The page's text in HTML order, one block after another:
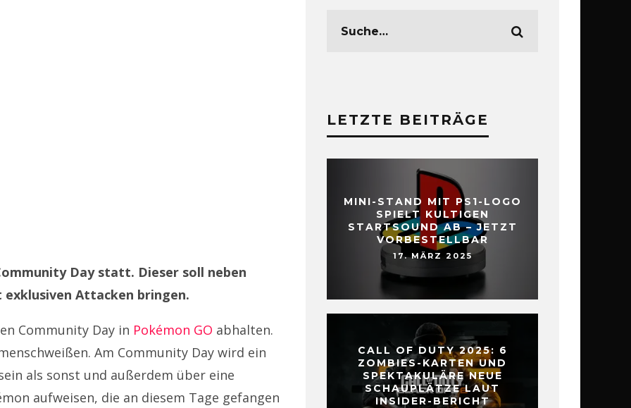
Day statt. Dieser soll neben
Attacken bringen.
Community Day in Pokémon GO abhalten.
Am Community Day wird ein
als sonst und außerdem über eine
aufweisen, die an diesem Tage gefangen
LETZTE BEITRÄGE
MINI-STAND MIT PS1-LOGO
SPIELT KULTIGEN
STARTSOUND AB – JETZT
VORBESTELLBAR
17. MÄRZ 2025
CALL OF DUTY 2025: 6
ZOMBIES-KARTEN UND
SPEKTAKULÄRE NEUE
SCHAUPLÄTZE LAUT
INSIDER-BERICHT